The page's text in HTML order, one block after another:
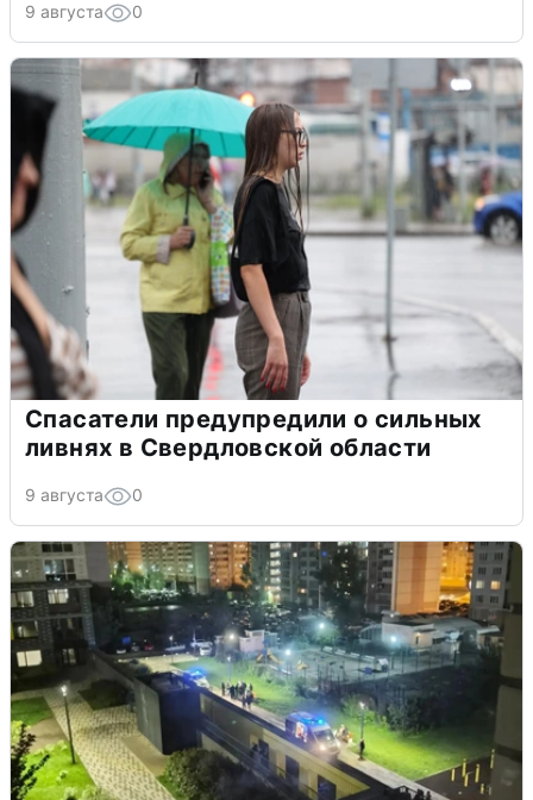
9 августа 0
Спасатели предупредили о сильных
ливнях в Свердловской области
9 августа 0